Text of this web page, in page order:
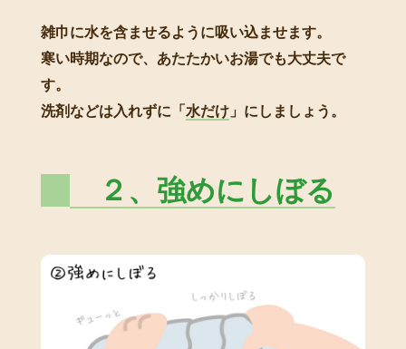
雑巾に水を含ませるように吸い込ませます。
寒い時期なので、あたたかいお湯でも大丈夫で
す。
洗剤などは入れずに「 水だけ 」にしましょう。
２、強めにしぼる